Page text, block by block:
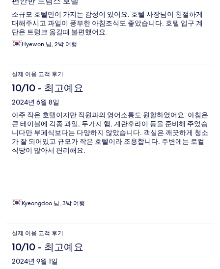
소규모 호텔만이 가지는 감성이 있어요. 호텔 사장님이 친절하게
대해주시고 과일이 풍부한 아침조식도 좋았습니다. 호텔 입구 계
단은 트렁크 옮길때 불편했어요.
Hyewon 님, 2박 여행
실제 이용 고객 후기
10/10 - 최고예요
2024년 6월 8일
아주 작은 호텔이지만 직원과의 영어소통도 원할하였어요. 아침은
큰 테이블에 각종 과일, 두가지 햄, 계란후라이 등을 준비해 주었습
니다만 부페식보다는 다양하지 않았습니다. 객실은 깨끗하게 청소
가 잘 되어있고 규모가 작은 호텔이라 조용합니다. 주변에는 로컬
식당이 많아서 편리해요.
Kyeongdoo 님, 3박 여행
실제 이용 고객 후기
10/10 - 최고예요
2024년 9월 1일